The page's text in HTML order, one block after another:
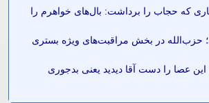
که حجاب را برداشت: بال‌های خواهرم را
حزب‌الله در بخش مراقبت‌های ویژه بستری
این عصا را دست آقا دیدید یعنی بدجوری